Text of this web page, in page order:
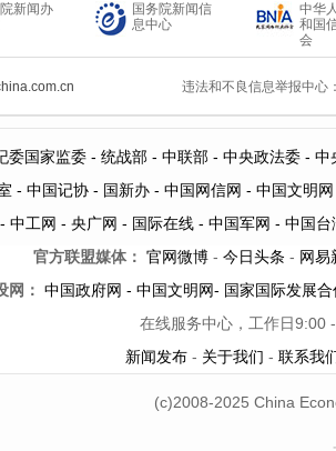
新闻办
国务院新闻信
息中心
中华
和国
会
违法和不良信息举报中心
委国家监委 - 统战部 - 中联部- 中央政法委 - 中
- 中国记协 - 国新办 - 中国网信网 - 中国文明网
- 中工网 - 央广网 - 国际在线- 中国军网 - 中国台
官方联盟媒体： 官网微博- 今日头条 - 网易
网： 中国政府网 - 中国文明网- 国家国际发展
在线服务中心，工作日
新闻发布 - 关于我们 - 联系我
(c)2008-2025 China